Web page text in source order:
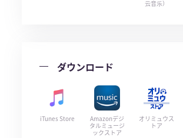
云音乐）
ダウンロード
iTunes Store
Amazonデジ
タルミュージ
ックストア
オリミュウス
トア